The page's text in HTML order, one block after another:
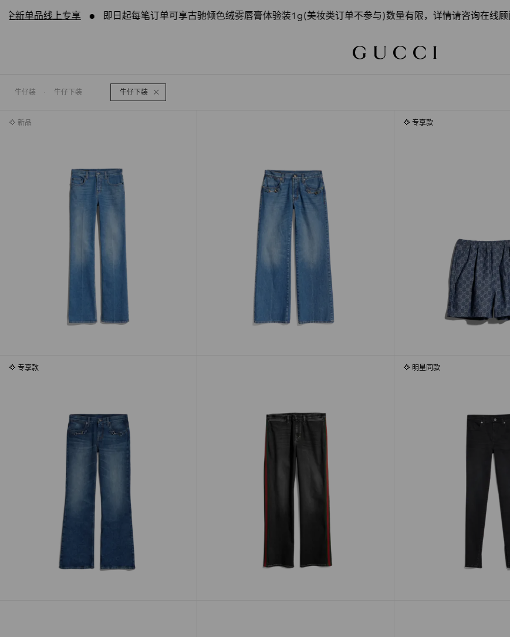
牛仔装 · 牛仔下装 牛仔下装
新品
新品 专享款
专享款
专享款
专享款 明星同款
明星同款
品线上专享 即日起每笔订单可享古驰倾色绒雾唇膏体验装1g(美妆类订单不参与)数量有限，详情请咨询在线顾问。